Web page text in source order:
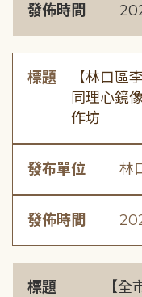
發佈時間
標題
【林口區
同理心鏡
作坊
發布單位 林
發佈時間
標題
【